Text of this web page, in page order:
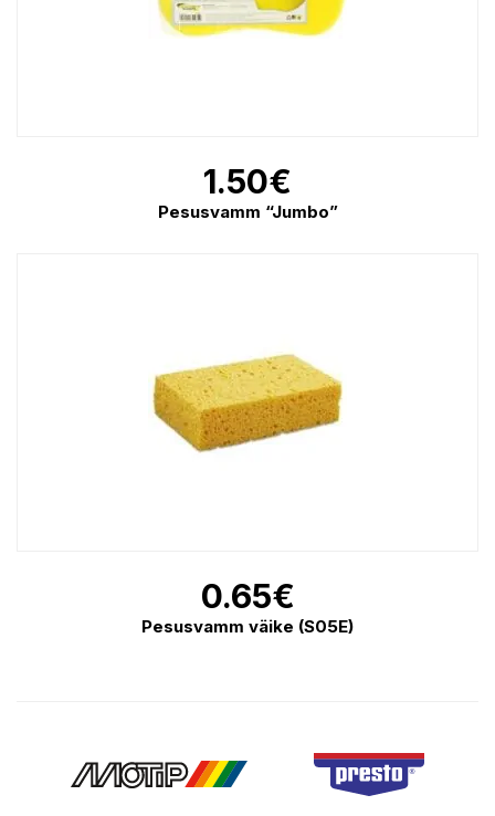
1.50€
Pesusvamm “Jumbo”
0.65€
Pesusvamm väike (S05E)